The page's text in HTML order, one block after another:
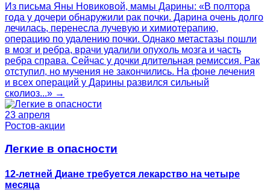
Из письма Яны Новиковой, мамы Дарины: «В полтора
года у дочери обнаружили рак почки. Дарина очень долго
лечилась, перенесла лучевую и химиотерапию,
операцию по удалению почки. Однако метастазы пошли
в мозг и ребра, врачи удалили опухоль мозга и часть
ребра справа. Сейчас у дочки длительная ремиссия. Рак
отступил, но мучения не закончились. На фоне лечения
и всех операций у Дарины развился сильный
сколиоз...» →
23 апреля
Ростов-акции
Легкие в опасности
12-летней Диане требуется лекарство на четыре
месяца